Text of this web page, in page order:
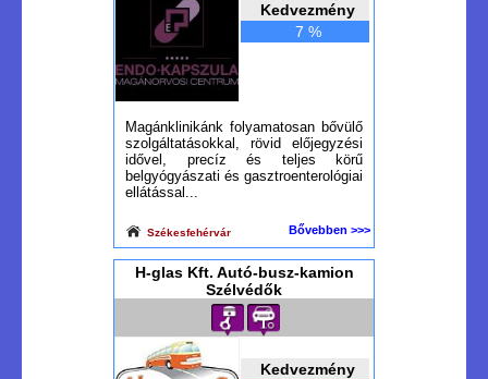
Kedvezmény
7 %
Magánklinikánk folyamatosan bővülő
szolgáltatásokkal, rövid előjegyzési
idővel, precíz és teljes körű
belgyógyászati és gasztroenterológiai
ellátással...
Székesfehérvár Bővebben >>>
H-glas Kft. Autó-busz-kamion
Szélvédők
Kedvezmény